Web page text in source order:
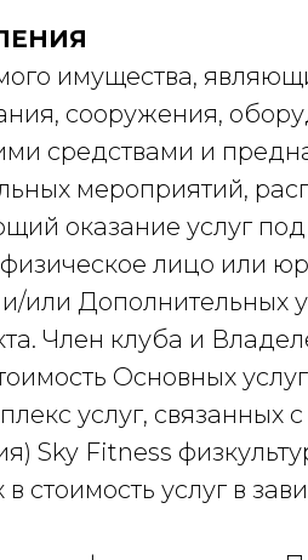
имущества,
сооружения,
средствами и
мероприятий,
оказание услуг
лицо или
или Дополнительных
Член клуба и
Основных
услуг,
Sky Fitness
стоимость услуг в